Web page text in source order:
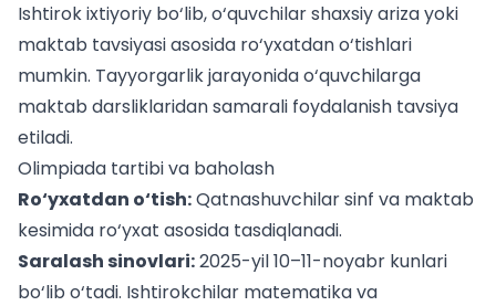
Ishtirok ixtiyoriy bo‘lib, o‘quvchilar shaxsiy ariza yoki
maktab tavsiyasi asosida ro‘yxatdan o‘tishlari
mumkin. Tayyorgarlik jarayonida o‘quvchilarga
maktab darsliklaridan samarali foydalanish tavsiya
etiladi.
Olimpiada tartibi va baholash
Ro‘yxatdan o‘tish:Qatnashuvchilar sinf va maktab
kesimida ro‘yxat asosida tasdiqlanadi.
Saralash sinovlari:2025-yil 10–11-noyabr kunlari
bo‘lib o‘tadi. Ishtirokchilar matematika va